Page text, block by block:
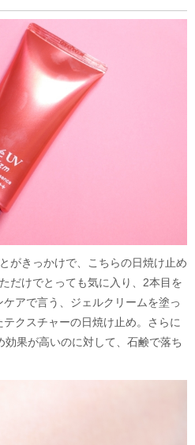
がきっかけで、こちらの日焼け止め
だけでとっても気に入り、2本目を
アで言う、ジェルクリームを塗っ
クスチャーの日焼け止め。さらに
効果が高いのに対して、石鹸で落ち